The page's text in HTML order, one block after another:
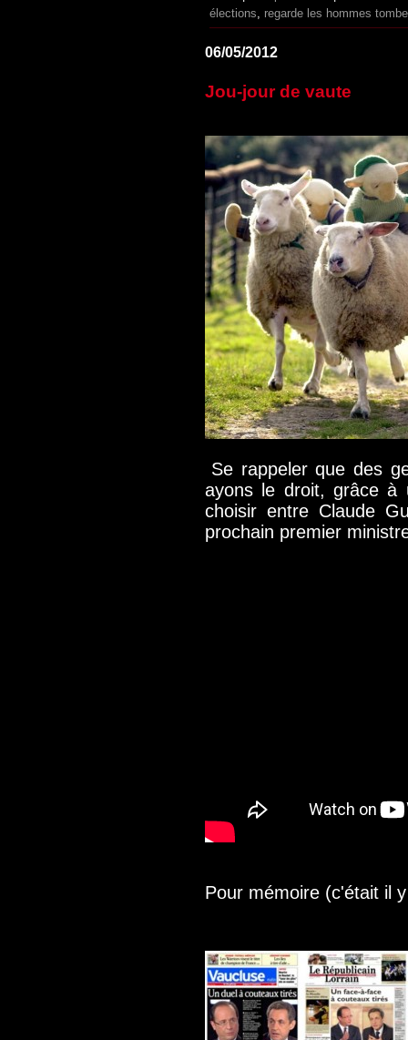
élections
regarde les hommes
06/05/2012
Jou-jour de vaute
Se rappeler que des
ayons le droit, grâce à
choisir entre Claude
prochain premier
Pour mémoire (c'était il